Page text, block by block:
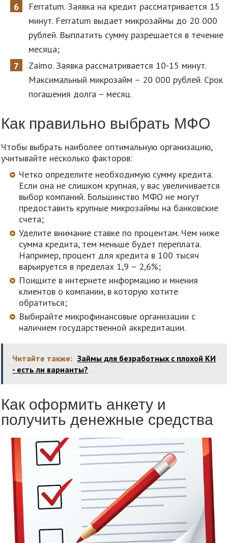
Ferratum. Заявка на кредит рассматривается 15
минут. Ferratum выдает микрозаймы до 20 000
рублей. Выплатить сумму разрешается в течение
месяца;
Zaimo. Заявка рассматривается 10-15 минут.
Максимальный микрозайм – 20 000 рублей. Срок
погашения долга – месяц.
Как правильно выбрать МФО
Чтобы выбрать наиболее оптимальную организацию,
учитывайте несколько факторов:
Четко определите необходимую сумму кредита.
Если она не слишком крупная, у вас увеличивается
выбор компаний. Большинство МФО не могут
предоставить крупные микрозаймы на банковские
счета;
Уделите внимание ставке по процентам. Чем ниже
сумма кредита, тем меньше будет переплата.
Например, процент для кредита в 100 тысяч
варьируется в пределах 1,9 – 2,6%;
Поищите в интернете информацию и мнения
клиентов о компании, в которую хотите
обратиться;
Выбирайте микрофинансовые организации с
наличием государственной аккредитации.
Читайте также: Займы для безработных с плохой КИ
- есть ли варианты?
Как оформить анкету и
получить денежные средства